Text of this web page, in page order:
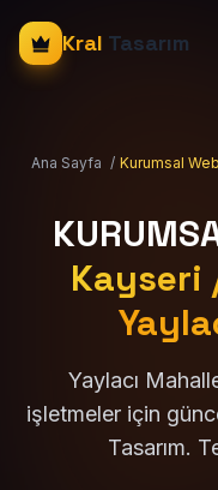
Kral Tasarım
Ana Sayfa / Kurumsal
Kayseri
Yaylacı
işletmeler için
Tasarım.